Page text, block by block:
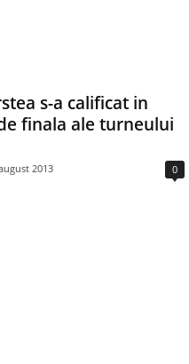
s-a calificat in
finala ale turneului
2013 0